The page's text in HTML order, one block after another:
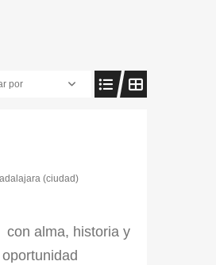
por
(ciudad)
con alma, historia y